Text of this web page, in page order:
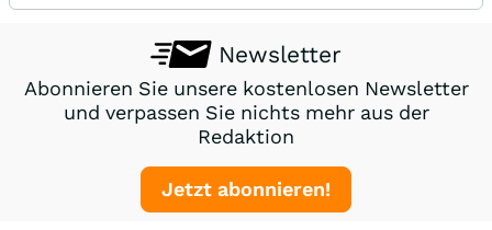
Newsletter
Abonnieren Sie unsere kostenlosen Newsletter
und verpassen Sie nichts mehr aus der
Redaktion
Jetzt abonnieren!